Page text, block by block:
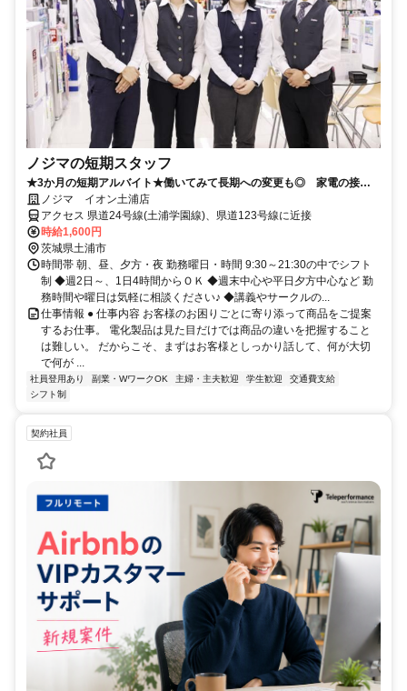
ノジマの短期スタッフ
★3か月の短期アルバイト★働いてみて長期への変更も◎ 家電の接客
のお仕事です！
ノジマ イオン土浦店
アクセス 県道24号線(土浦学園線)、県道123号線に近接
時給1,600円
茨城県土浦市
時間帯 朝、昼、夕方・夜 勤務曜日・時間 9:30～21:30の中でシフト
制 ◆週2日～、1日4時間からＯＫ ◆週末中心や平日夕方中心など 勤
務時間や曜日は気軽に相談ください♪ ◆講義やサークルの...
仕事情報 ● 仕事内容 お客様のお困りごとに寄り添って商品をご提案
するお仕事。 電化製品は見た目だけでは商品の違いを把握すること
は難しい。 だからこそ、まずはお客様としっかり話して、何が大切
で何が ...
社員登用あり 副業・WワークOK 主婦・主夫歓迎 学生歓迎
交通費支給
シフト制
契約社員